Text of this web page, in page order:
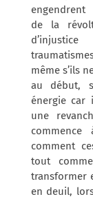
engendrent
de la
même s’ils
au début,
énergie car
une
comment
tout
transformer
en deuil,